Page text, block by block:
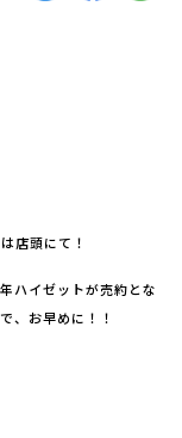
店頭にて！
ハイゼットが売約とな
、お早めに！！